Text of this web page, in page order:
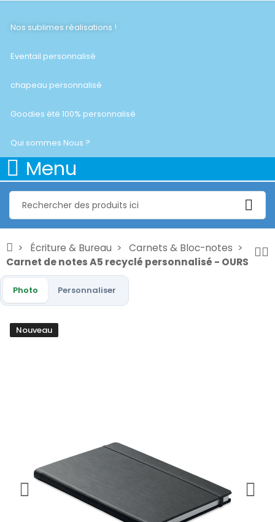
Nos sublimes réalisations !
Eventail personnalisé
chapeau personnalisé
Goodies été 100% personnalisé
Qui sommes Nous ?
Menu
Écriture & Bureau
Carnets & Bloc-notes
Carnet de notes A5 recyclé personnalisé - OURS
Photo Personnaliser
Nouveau